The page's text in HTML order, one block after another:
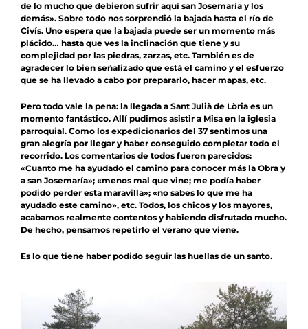
de lo mucho que debieron sufrir aquí san Josemaría y los
demás». Sobre todo nos sorprendió la bajada hasta el río de
Civís. Uno espera que la bajada puede ser un momento más
plácido… hasta que ves la inclinación que tiene y su
complejidad por las piedras, zarzas, etc. También es de
agradecer lo bien señalizado que está el camino y el esfuerzo
que se ha llevado a cabo por prepararlo, hacer mapas, etc.
Pero todo vale la pena: la llegada a Sant Julià de Lòria es un
momento fantástico. Allí pudimos asistir a Misa en la iglesia
parroquial. Como los expedicionarios del 37 sentimos una
gran alegría por llegar y haber conseguido completar todo el
recorrido. Los comentarios de todos fueron parecidos:
«Cuanto me ha ayudado el camino para conocer más la Obra y
a san Josemaría»; «menos mal que vine; me podía haber
podido perder esta maravilla»; «no sabes lo que me ha
ayudado este camino», etc. Todos, los chicos y los mayores,
acabamos realmente contentos y habiendo disfrutado mucho.
De hecho, pensamos repetirlo el verano que viene.
Es lo que tiene haber podido seguir las huellas de un santo.